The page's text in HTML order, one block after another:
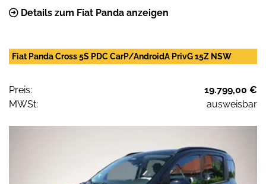
Details zum Fiat Panda anzeigen
Fiat Panda Cross 5S PDC CarP/AndroidA PrivG 15Z NSW
Preis:
19.799,00 €
MWSt:
ausweisbar